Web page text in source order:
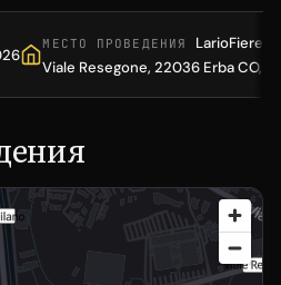
МЕСТО ПРОВЕДЕНИЯ
LarioFiere,
Viale Resegone, 22036 Erba CO,